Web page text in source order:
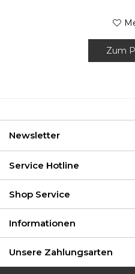
Zum
Newsletter
Service Hotline
Shop Service
Informationen
Unsere Zahlungsarten